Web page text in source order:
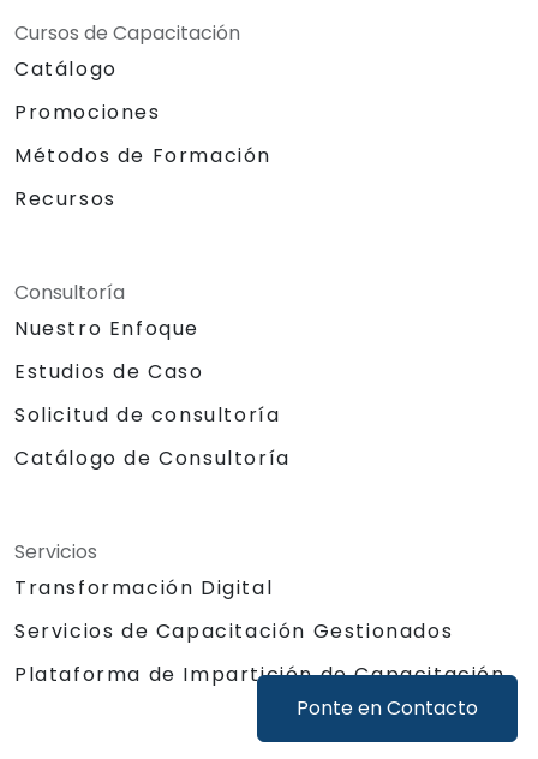
Ponte en Contacto
Cursos de Capacitación
Catálogo
Promociones
Métodos de Formación
Recursos
Consultoría
Nuestro Enfoque
Estudios de Caso
Solicitud de consultoría
Catálogo de Consultoría
Servicios
Transformación Digital
Servicios de Capacitación Gestionados
Plataforma de Impartición de Capacitación